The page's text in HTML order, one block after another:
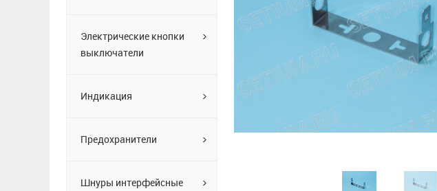
Электрические кнопки
выключатели
Индикация
Предохранители
Шнуры интерфейсные